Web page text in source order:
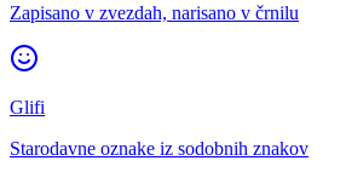
Zapisano v zvezdah, narisano v črnilu
Glifi
Starodavne oznake iz sodobnih znakov